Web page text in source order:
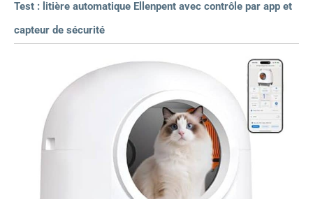
Test : litière automatique Ellenpent avec contrôle par app et
capteur de sécurité